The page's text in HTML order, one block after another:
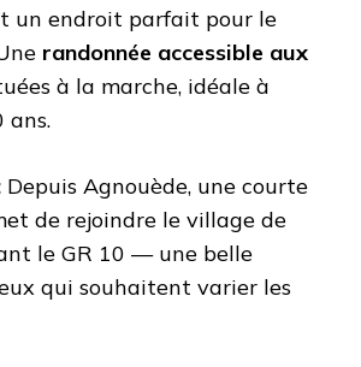
un endroit parfait pour le
randonnée accessible aux
à la marche, idéale à
ans.
Depuis Agnouède, une courte
de rejoindre le village de
le GR 10 — une belle
qui souhaitent varier les